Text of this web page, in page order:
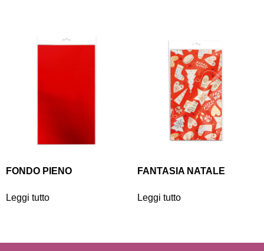
FONDO PIENO
Leggi tutto
FANTASIA NATALE
Leggi tutto